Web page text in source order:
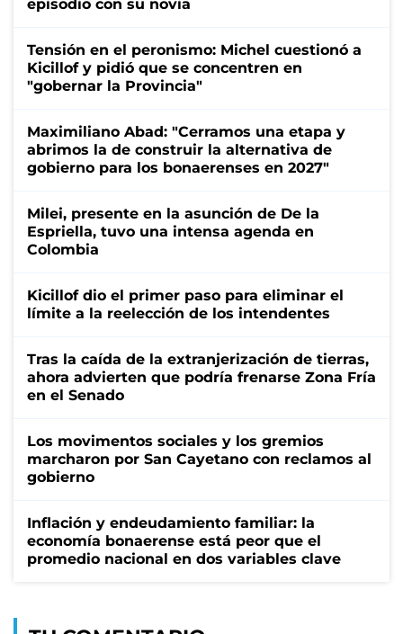
episodio con su novia
Tensión en el peronismo: Michel cuestionó a
Kicillof y pidió que se concentren en
"gobernar la Provincia"
Maximiliano Abad: "Cerramos una etapa y
abrimos la de construir la alternativa de
gobierno para los bonaerenses en 2027"
Milei, presente en la asunción de De la
Espriella, tuvo una intensa agenda en
Colombia
Kicillof dio el primer paso para eliminar el
límite a la reelección de los intendentes
Tras la caída de la extranjerización de tierras,
ahora advierten que podría frenarse Zona Fría
en el Senado
Los movimentos sociales y los gremios
marcharon por San Cayetano con reclamos al
gobierno
Inflación y endeudamiento familiar: la
economía bonaerense está peor que el
promedio nacional en dos variables clave